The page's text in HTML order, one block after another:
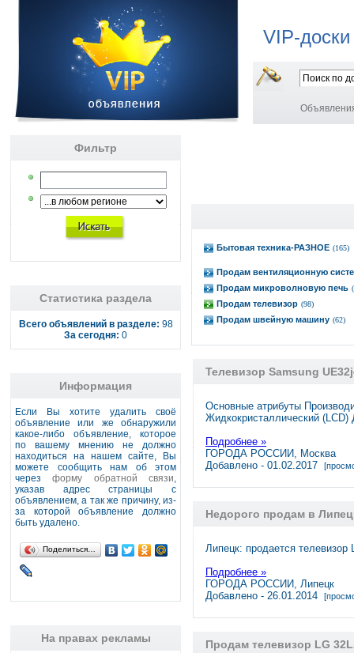
VIP-
Фильтр
Статистика раздела
Всего объявлений в разделе: 98
За сегодня: 0
Информация
Если Вы хотите удалить своё
объявление или же обнаружили
какое-либо объявление, которое
по вашему мнению не должно
находиться на нашем сайте, Вы
можете сообщить нам об этом
черезформу обратной связи,
указав адрес страницы с
объявлением, а так же причину, из-
за которой объявление должно
быть удалено.
Поделиться…
На правах рекламы
Бытовая техника-РАЗНОЕ (165)
Продам вентиляционную
Продам микроволновую печь
Продам телевизор (98)
Продам швейную машину (62)
Телевизор Samsung
Основные атрибуты
Жидкокристаллический
Подробнее »
ГОРОДА РОССИИ, Москва
Добавлено - 01.02.2017
Недорого продам в
Липецк: продается
Подробнее »
ГОРОДА РОССИИ, Липецк
Добавлено - 26.01.2014
Продам телевизор LG